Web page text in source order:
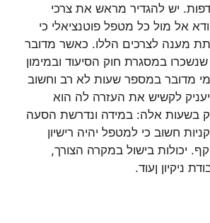
יש להגדיר מראש את צרכי
אל מול כל מטפל פוטנציאלי כי
מענה לצרכים הללו. כאשר מדובר
במסגרת חוק הסיעוד ובמימון
מדובר במספר שעות לא רב וחשוב
לקשיש את העזרה לה הוא
בשעות אלה: במידה ונדרשת הסעה
חשוב כי למטפל יהיה רישיון
יכולות בישול במקרה הצורך,
ניקיון ןעוד.